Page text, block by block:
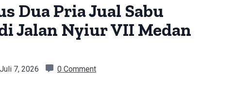
Dua Pria Jual Sabu
Jalan Nyiur VII Medan
Juli 7, 2026 0 Comment